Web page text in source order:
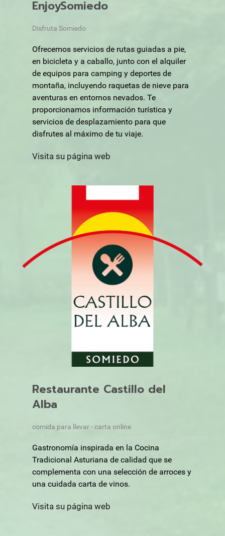
EnjoySomiedo
Disfruta Somiedo
Ofrecemos servicios de rutas guiadas a pie,
en bicicleta y a caballo, junto con el alquiler
de equipos para camping y deportes de
montaña, incluyendo raquetas de nieve para
aventuras en entornos nevados. Te
proporcionamos información turística y
servicios de desplazamiento para que
disfrutes al máximo de tu viaje.
Visita su página web
Restaurante Castillo del
Alba
comida para llevar - carta online
Gastronomía inspirada en la Cocina
Tradicional Asturiana de calidad que se
complementa con una selección de arroces y
una cuidada carta de vinos.
Visita su página web